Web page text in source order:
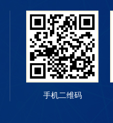
手机二维码